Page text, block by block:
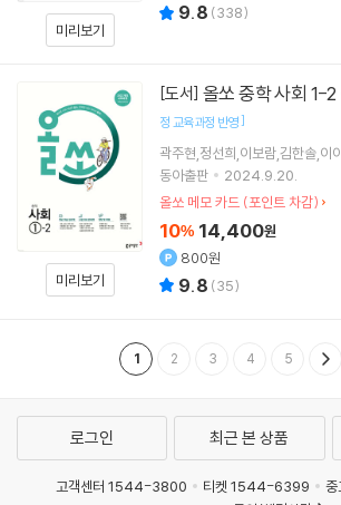
미리보기
9.8 (338)
미리보기
[도서] 올쏘 중학 사회 1-
정 교육과정 반영]
곽주현,정선희,이보람,김한솔,이
동아출판
2024.9.20.
올쏘 메모 카드 (포인트 차감)
10% 14,400원
800원
9.8 (35)
1 2 3 4 5
로그인 최근 본 상품
고객센터 1544-3800 티켓 1544-6399